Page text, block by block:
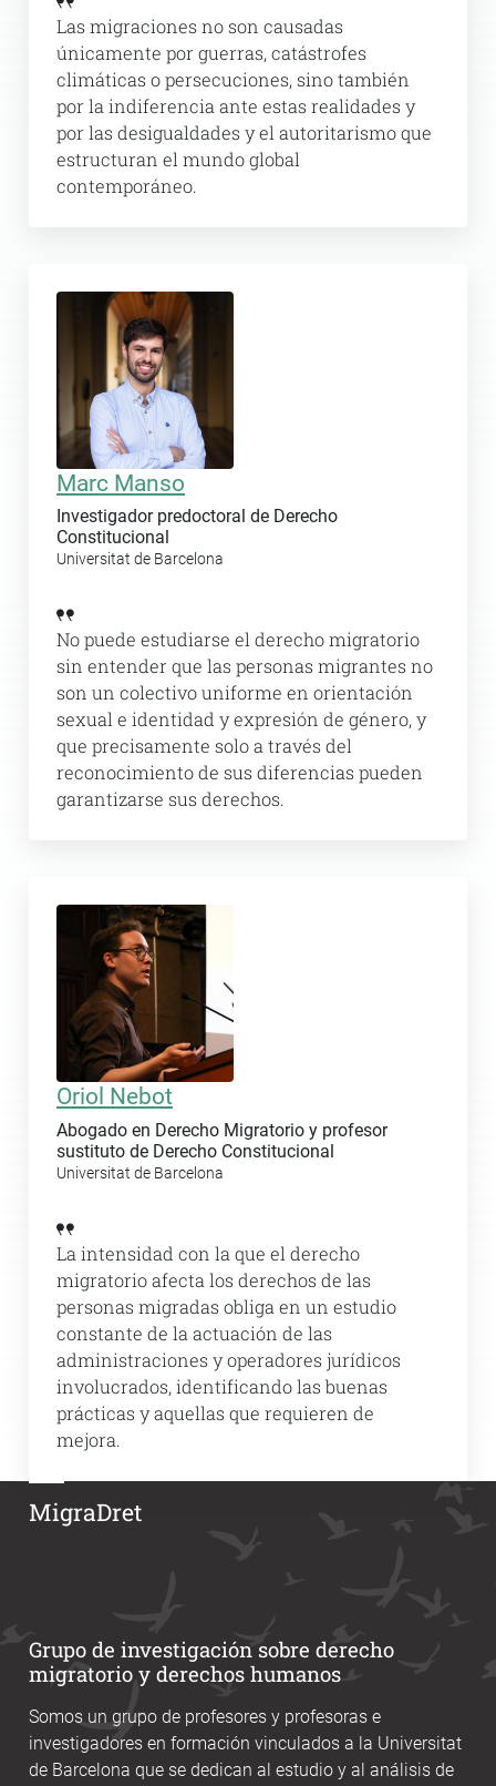
Las migraciones no son causadas
únicamente por guerras, catástrofes
climáticas o persecuciones, sino también
por la indiferencia ante estas realidades y
por las desigualdades y el autoritarismo que
estructuran el mundo global
contemporáneo.
Marc Manso
Investigador predoctoral de Derecho
Constitucional
Universitat de Barcelona
No puede estudiarse el derecho migratorio
sin entender que las personas migrantes no
son un colectivo uniforme en orientación
sexual e identidad y expresión de género, y
que precisamente solo a través del
reconocimiento de sus diferencias pueden
garantizarse sus derechos.
Oriol Nebot
Abogado en Derecho Migratorio y profesor
sustituto de Derecho Constitucional
Universitat de Barcelona
La intensidad con la que el derecho
migratorio afecta los derechos de las
personas migradas obliga en un estudio
constante de la actuación de las
administraciones y operadores jurídicos
involucrados, identificando las buenas
prácticas y aquellas que requieren de
mejora.
MigraDret
Grupo de investigación sobre derecho
migratorio y derechos humanos
Somos un grupo de profesores y profesoras e
investigadores en formación vinculados a la Universitat
de Barcelona que se dedican al estudio y al análisis de